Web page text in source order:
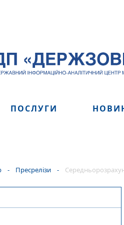
ПОСЛУГИ
- Пресрелізи -